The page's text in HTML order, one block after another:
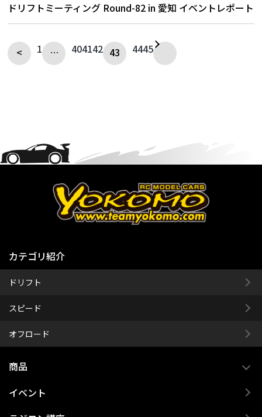
ドリフトミーティング Round-82 in 愛知 イベントレポート
< 1 … 404142 43 4445
カテゴリ紹介
ドリフト
スピード
オフロード
商品
イベント